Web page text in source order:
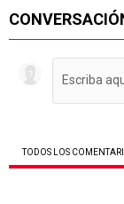
TODOS LOS